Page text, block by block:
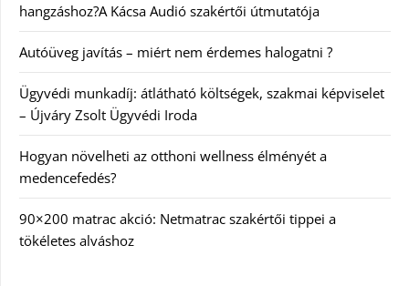
hangzáshoz?A Kácsa Audió szakértői útmutatója
Autóüveg javítás – miért nem érdemes halogatni ?
Ügyvédi munkadíj: átlátható költségek, szakmai képviselet
– Újváry Zsolt Ügyvédi Iroda
Hogyan növelheti az otthoni wellness élményét a
medencefedés?
90×200 matrac akció: Netmatrac szakértői tippei a
tökéletes alváshoz